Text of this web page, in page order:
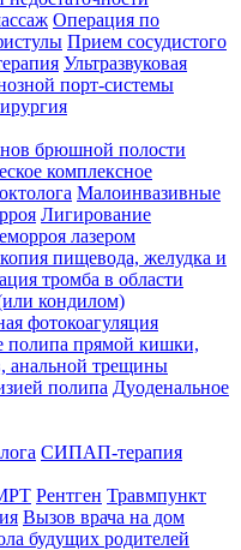
Операция по
Прием сосудистого
Ультразвуковая
порт-системы
брюшной полости
комплексное
Малоинвазивные
Лигирование
лазером
пищевода, желудка и
тромба в области
кондилом)
фотокоагуляция
полипа прямой кишки,
анальной трещины
полипа Дуоденальное
СИПАП-терапия
Рентген Травмпункт
Вызов врача на дом
будущих родителей